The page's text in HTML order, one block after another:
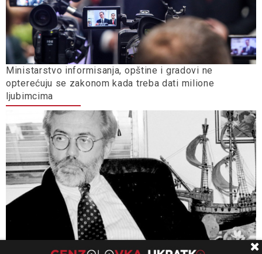
Ministarstvo informisanja, opštine i gradovi ne
opterećuju se zakonom kada treba dati milione
ljubimcima